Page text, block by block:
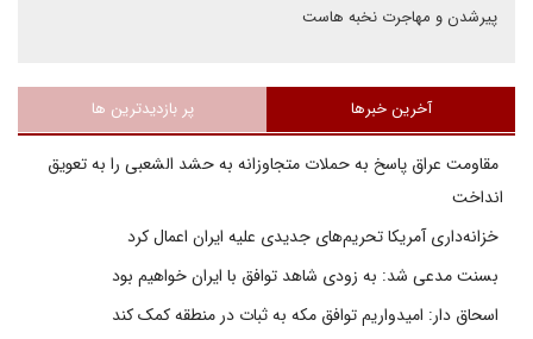
پیرشدن و مهاجرت نخبه هاست
آخرین خبرها پر بازدیدترین ها
مقاومت عراق پاسخ به حملات متجاوزانه به حشد الشعبی را به تعویق
انداخت
خزانه‌داری آمریکا تحریم‌های جدیدی علیه ایران اعمال کرد
بسنت مدعی شد: به زودی شاهد توافق با ایران خواهیم بود
اسحاق دار: امیدواریم توافق مکه به ثبات در منطقه کمک کند